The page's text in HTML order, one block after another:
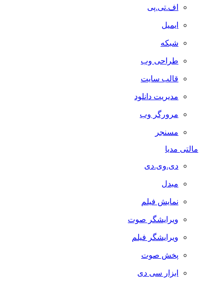
اف.تی.پی
ایمیل
شبکه
طراحی وب
قالب سایت
مدیریت دانلود
مرورگر وب
مسنجر
مالتی مدیا
دی.وی.دی
مبدل
نمایش فیلم
ویرایشگر صوت
ویرایشگر فیلم
پخش صوت
ابزار سی دی